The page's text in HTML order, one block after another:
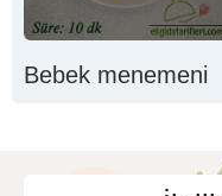
Bebek menemeni